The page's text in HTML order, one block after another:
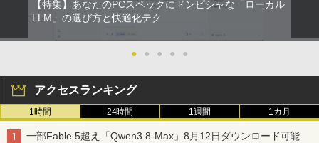
￥12,800
【楽天1位 累計販売100万台突破】モバイ
チパネル バッテリー内蔵 選べる13モデ
ル 非光沢IPS パネル Type-C対応 HDMI
モニター 持ち運び ディスプレイ サブデ
ィスプレイ デュアルモニター ミニPC対
不老不死少女の苗床旅行記 5 【電子書
￥924
3
異世界居酒屋「のぶ」(22) 【電子書籍】[
【特集】あなたのPCスペックにドンピシャな「ローカル
LLM」の選び方と快適化テク
● ● ● ● ●
アクセスランキング
1時間 24時間 1週間 1カ月
一部Fable 5超え「Qwen3.8-Max」8月12日ダウンロード可能